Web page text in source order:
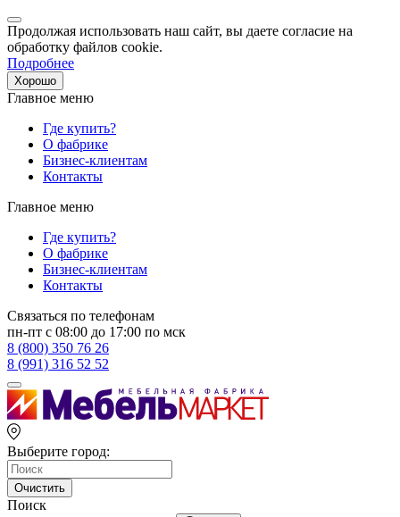
Продолжая использовать наш сайт, вы даете согласие на
обработку файлов cookie.
Подробнее
Хорошо
Главное меню
Где купить?
О фабрике
Бизнес-клиентам
Контакты
Главное меню
Где купить?
О фабрике
Бизнес-клиентам
Контакты
Связаться по телефонам
пн-пт с 08:00 до 17:00 по мск
8 (800) 350 76 26
8 (991) 316 52 52
Выберите город:
Очистить
Поиск